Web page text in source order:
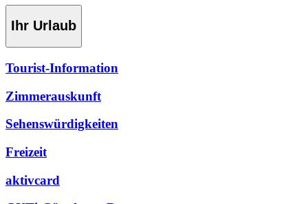
Ihr Urlaub
Tourist-Information
Zimmerauskunft
Sehenswürdigkeiten
Freizeit
aktivcard